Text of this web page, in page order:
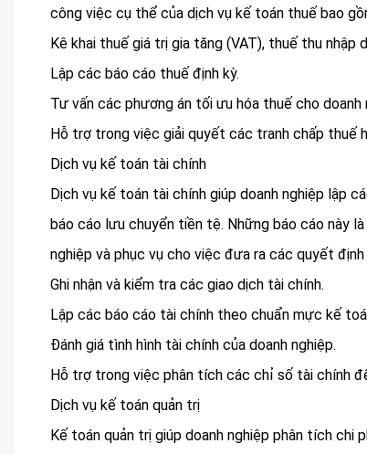
công việc cụ thể của dịch vụ kế toán thuế bao
Kê khai thuế giá trị gia tăng (VAT), thuế thu nhập
Lập các báo cáo thuế định kỳ.
Tư vấn các phương án tối ưu hóa thuế cho doanh
Hỗ trợ trong việc giải quyết các tranh chấp thuế
Dịch vụ kế toán tài chính
Dịch vụ kế toán tài chính giúp doanh nghiệp lập
báo cáo lưu chuyển tiền tệ. Những báo cáo này
nghiệp và phục vụ cho việc đưa ra các quyết
Ghi nhận và kiểm tra các giao dịch tài chính.
Lập các báo cáo tài chính theo chuẩn mực kế
Đánh giá tình hình tài chính của doanh nghiệp.
Hỗ trợ trong việc phân tích các chỉ số tài chính
Dịch vụ kế toán quản trị
Kế toán quản trị giúp doanh nghiệp phân tích chi